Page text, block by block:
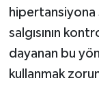
hipertansiyona
salgısının
dayanan bu
kullanmak